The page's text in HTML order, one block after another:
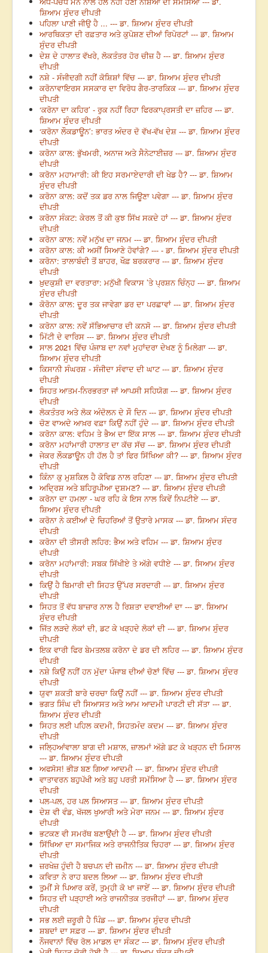
ਸ਼ਿਆਮ ਸੁੰਦਰ ਦੀਪਤੀ
ਪਹਿਲਾ ਪਾਣੀ ਜੀਉ ਹੈ ... --- ਡਾ. ਸ਼ਿਆਮ ਸੁੰਦਰ ਦੀਪਤੀ
ਆਰਥਿਕਤਾ ਦੀ ਰਫ਼ਤਾਰ ਅਤੇ ਕੁਪੋਸ਼ਣ ਦੀਆਂ ਰਿਪੋਰਟਾਂ --- ਡਾ. ਸ਼ਿਆਮ
ਸੁੰਦਰ ਦੀਪਤੀ
ਦੇਸ਼ ਦੇ ਹਾਲਾਤ ਵੱਖਰੇ, ਲੋਕਤੰਤਰ ਹੋਰ ਚੀਜ਼ ਹੈ --- ਡਾ. ਸ਼ਿਆਮ ਸੁੰਦਰ
ਦੀਪਤੀ
ਨਸ਼ੇ - ਸੰਜੀਦਗੀ ਨਹੀਂ ਕੋਸ਼ਿਸ਼ਾਂ ਵਿੱਚ --- ਡਾ. ਸ਼ਿਆਮ ਸੁੰਦਰ ਦੀਪਤੀ
ਕਰੋਨਾਵਾਇਰਸ ਸਸਕਾਰ ਦਾ ਵਿਰੋਧ ਗੈਰ-ਤਾਰਕਿਕ --- ਡਾ. ਸ਼ਿਆਮ ਸੁੰਦਰ
ਦੀਪਤੀ
‘ਕਰੋਨਾ ਦਾ ਕਹਿਰ’ - ਰੁਕ ਨਹੀਂ ਰਿਹਾ ਫਿਰਕਾਪ੍ਰਸਤੀ ਦਾ ਜ਼ਹਿਰ --- ਡਾ.
ਸ਼ਿਆਮ ਸੁੰਦਰ ਦੀਪਤੀ
‘ਕਰੋਨਾ ਲੌਕਡਾਊਨ’: ਭਾਰਤ ਅੰਦਰ ਦੋ ਵੱਖ-ਵੱਖ ਦੇਸ਼ --- ਡਾ. ਸ਼ਿਆਮ ਸੁੰਦਰ
ਦੀਪਤੀ
ਕਰੋਨਾ ਕਾਲ: ਭੁੱਖਮਰੀ, ਅਨਾਜ ਅਤੇ ਸੈਨੇਟਾਈਜ਼ਰ --- ਡਾ. ਸ਼ਿਆਮ ਸੁੰਦਰ
ਦੀਪਤੀ
ਕਰੋਨਾ ਮਹਾਮਾਰੀ: ਕੀ ਇਹ ਸਰਮਾਏਦਾਰੀ ਦੀ ਖੇਡ ਹੈ? --- ਡਾ. ਸ਼ਿਆਮ
ਸੁੰਦਰ ਦੀਪਤੀ
ਕਰੋਨਾ ਕਾਲ: ਕਦੋਂ ਤਕ ਡਰ ਨਾਲ ਜਿਊਣਾ ਪਵੇਗਾ --- ਡਾ. ਸ਼ਿਆਮ ਸੁੰਦਰ
ਦੀਪਤੀ
ਕਰੋਨਾ ਸੰਕਟ: ਕੇਰਲ ਤੋਂ ਕੀ ਕੁਝ ਸਿੱਖ ਸਕਦੇ ਹਾਂ --- ਡਾ. ਸ਼ਿਆਮ ਸੁੰਦਰ
ਦੀਪਤੀ
ਕਰੋਨਾ ਕਾਲ: ਨਵੇਂ ਮਨੁੱਖ ਦਾ ਜਨਮ --- ਡਾ. ਸ਼ਿਆਮ ਸੁੰਦਰ ਦੀਪਤੀ
ਕਰੋਨਾ ਕਾਲ: ਕੀ ਅਸੀਂ ਸਿਆਣੇ ਹੋਵਾਂਗੇ? --- - ਡਾ. ਸ਼ਿਆਮ ਸੁੰਦਰ ਦੀਪਤੀ
ਕਰੋਨਾ: ਤਾਲਾਬੰਦੀ ਤੋਂ ਬਾਹਰ, ਖੌਫ਼ ਬਰਕਰਾਰ --- ਡਾ. ਸ਼ਿਆਮ ਸੁੰਦਰ
ਦੀਪਤੀ
ਖ਼ੁਦਕੁਸ਼ੀ ਦਾ ਵਰਤਾਰਾ: ਮਨੁੱਖੀ ਵਿਕਾਸ ’ਤੇ ਪ੍ਰਸ਼ਨ ਚਿੰਨ੍ਹ --- ਡਾ. ਸ਼ਿਆਮ
ਸੁੰਦਰ ਦੀਪਤੀ
ਕੋਰੋਨਾ ਕਾਲ: ਦੂਰ ਤਕ ਜਾਵੇਗਾ ਡਰ ਦਾ ਪਰਛਾਵਾਂ --- ਡਾ. ਸ਼ਿਆਮ ਸੁੰਦਰ
ਦੀਪਤੀ
ਕਰੋਨਾ ਕਾਲ: ਨਵੇਂ ਸੱਭਿਆਚਾਰ ਦੀ ਕਨਸੋ --- ਡਾ. ਸ਼ਿਆਮ ਸੁੰਦਰ ਦੀਪਤੀ
ਮਿੱਟੀ ਦੇ ਵਾਰਿਸ --- ਡਾ. ਸ਼ਿਆਮ ਸੁੰਦਰ ਦੀਪਤੀ
ਸਾਲ 2021 ਵਿੱਚ ਪੰਜਾਬ ਦਾ ਨਵਾਂ ਮੁਹਾਂਦਰਾ ਦੇਖਣ ਨੂੰ ਮਿਲੇਗਾ --- ਡਾ.
ਸ਼ਿਆਮ ਸੁੰਦਰ ਦੀਪਤੀ
ਕਿਸਾਨੀ ਸੰਘਰਸ਼ - ਸੰਜੀਦਾ ਸੰਵਾਦ ਦੀ ਘਾਟ --- ਡਾ. ਸ਼ਿਆਮ ਸੁੰਦਰ
ਦੀਪਤੀ
ਸਿਹਤ ਆਤਮ-ਨਿਰਭਰਤਾ ਜਾਂ ਆਪਸੀ ਸਹਿਯੋਗ --- ਡਾ. ਸ਼ਿਆਮ ਸੁੰਦਰ
ਦੀਪਤੀ
ਲੋਕਤੰਤਰ ਅਤੇ ਲੋਕ ਅੰਦੋਲਨ ਦੇ ਸੌ ਦਿਨ --- ਡਾ. ਸ਼ਿਆਮ ਸੁੰਦਰ ਦੀਪਤੀ
ਚੋਣ ਵਾਅਦੇ ਆਖ਼ਰ ਵਫ਼ਾ ਕਿਉਂ ਨਹੀਂ ਹੁੰਦੇ --- ਡਾ. ਸ਼ਿਆਮ ਸੁੰਦਰ ਦੀਪਤੀ
ਕਰੋਨਾ ਕਾਲ: ਵਹਿਮ ਤੇ ਭੈਅ ਦਾ ਇੱਕ ਸਾਲ --- ਡਾ. ਸ਼ਿਆਮ ਸੁੰਦਰ ਦੀਪਤੀ
ਕਰੋਨਾ ਮਹਾਂਮਾਰੀ ਹਾਲਾਤ ਦਾ ਕੱਚ ਸੱਚ --- ਡਾ. ਸ਼ਿਆਮ ਸੁੰਦਰ ਦੀਪਤੀ
ਜੇਕਰ ਲੌਕਡਾਊਨ ਹੀ ਹੱਲ ਹੈ ਤਾਂ ਫਿਰ ਸਿੱਖਿਆ ਕੀ? --- ਡਾ. ਸ਼ਿਆਮ ਸੁੰਦਰ
ਦੀਪਤੀ
ਕਿੰਨਾ ਕੁ ਮੁਸ਼ਕਿਲ ਹੈ ਕੋਵਿਡ ਨਾਲ ਰਹਿਣਾ --- ਡਾ. ਸ਼ਿਆਮ ਸੁੰਦਰ ਦੀਪਤੀ
ਅਦ੍ਰਿਸ਼ ਅਤੇ ਬਹਿਰੂਪੀਆ ਦੁਸ਼ਮਣ? --- ਡਾ. ਸ਼ਿਆਮ ਸੁੰਦਰ ਦੀਪਤੀ
ਕਰੋਨਾ ਦਾ ਹਮਲਾ - ਘਰ ਰਹਿ ਕੇ ਇਸ ਨਾਲ ਕਿਵੇਂ ਨਿਪਟੀਏ --- ਡਾ.
ਸ਼ਿਆਮ ਸੁੰਦਰ ਦੀਪਤੀ
ਕਰੋਨਾ ਨੇ ਕਈਆਂ ਦੇ ਚਿਹਰਿਆਂ ਤੋਂ ਉਤਾਰੇ ਮਾਸਕ --- ਡਾ. ਸ਼ਿਆਮ ਸੰਦਰ
ਦੀਪਤੀ
ਕਰੋਨਾ ਦੀ ਤੀਸਰੀ ਲਹਿਰ: ਭੈਅ ਅਤੇ ਵਹਿਮ --- ਡਾ. ਸ਼ਿਆਮ ਸੁੰਦਰ
ਦੀਪਤੀ
ਕਰੋਨਾ ਮਹਾਂਮਾਰੀ: ਸਬਕ ਸਿੱਖੀਏ ਤੇ ਅੱਗੇ ਵਧੀਏ --- ਡਾ. ਸਿਆਮ ਸੁੰਦਰ
ਦੀਪਤੀ
ਕਿਉਂ ਹੈ ਬਿਮਾਰੀ ਦੀ ਸਿਹਤ ਉੱਪਰ ਸਰਦਾਰੀ --- ਡਾ. ਸ਼ਿਆਮ ਸੁੰਦਰ
ਦੀਪਤੀ
ਸਿਹਤ ਤੋਂ ਵੱਧ ਬਾਜ਼ਾਰ ਨਾਲ ਹੈ ਰਿਸ਼ਤਾ ਦਵਾਈਆਂ ਦਾ --- ਡਾ. ਸ਼ਿਆਮ
ਸੁੰਦਰ ਦੀਪਤੀ
ਜਿੱਤ ਲੜਦੇ ਲੋਕਾਂ ਦੀ, ਡਟ ਕੇ ਖੜ੍ਹਦੇ ਲੋਕਾਂ ਦੀ --- ਡਾ. ਸ਼ਿਆਮ ਸੁੰਦਰ
ਦੀਪਤੀ
ਇਕ ਵਾਰੀ ਫਿਰ ਬੇਮਤਲਬ ਕਰੋਨਾ ਦੇ ਡਰ ਦੀ ਲਹਿਰ --- ਡਾ. ਸ਼ਿਆਮ ਸੁੰਦਰ
ਦੀਪਤੀ
ਨਸ਼ੇ ਕਿਉਂ ਨਹੀਂ ਹਨ ਮੁੱਦਾ ਪੰਜਾਬ ਦੀਆਂ ਚੋਣਾਂ ਵਿੱਚ --- ਡਾ. ਸ਼ਿਆਮ ਸੁੰਦਰ
ਦੀਪਤੀ
ਯੁਵਾ ਸ਼ਕਤੀ ਬਾਰੇ ਚਰਚਾ ਕਿਉਂ ਨਹੀਂ --- ਡਾ. ਸ਼ਿਆਮ ਸੁੰਦਰ ਦੀਪਤੀ
ਭਗਤ ਸਿੰਘ ਦੀ ਸਿਆਸਤ ਅਤੇ ਆਮ ਆਦਮੀ ਪਾਰਟੀ ਦੀ ਸੱਤਾ --- ਡਾ.
ਸ਼ਿਆਮ ਸੁੰਦਰ ਦੀਪਤੀ
ਸਿਹਤ ਲਈ ਪਹਿਲ ਕਦਮੀ, ਸਿਹਤਮੰਦ ਕਦਮ --- ਡਾ. ਸ਼ਿਆਮ ਸੁੰਦਰ
ਦੀਪਤੀ
ਜਲ੍ਹਿਆਂਵਾਲਾ ਬਾਗ ਦੀ ਮਸ਼ਾਲ, ਜ਼ਾਲਮਾਂ ਅੱਗੇ ਡਟ ਕੇ ਖੜ੍ਹਨ ਦੀ ਮਿਸਾਲ
--- ਡਾ. ਸ਼ਿਆਮ ਸੁੰਦਰ ਦੀਪਤੀ
ਅਫਸੋਸ! ਭੀੜ ਬਣ ਗਿਆ ਆਦਮੀ --- ਡਾ. ਸ਼ਿਆਮ ਸੁੰਦਰ ਦੀਪਤੀ
ਵਾਤਾਵਰਨ ਬਹੁਪੱਖੀ ਅਤੇ ਬਹੁ ਪਰਤੀ ਸਮੱਸਿਆ ਹੈ --- ਡਾ. ਸ਼ਿਆਮ ਸੁੰਦਰ
ਦੀਪਤੀ
ਪਲ-ਪਲ, ਹਰ ਪਲ ਸਿਆਸਤ --- ਡਾ. ਸ਼ਿਆਮ ਸੁੰਦਰ ਦੀਪਤੀ
ਦੇਸ਼ ਵੀ ਵੰਡ, ਖੱਜਲ ਖੁਆਰੀ ਅਤੇ ਮੇਰਾ ਜਨਮ --- ਡਾ. ਸ਼ਿਆਮ ਸੁੰਦਰ
ਦੀਪਤੀ
ਭਟਕਣ ਵੀ ਸਮਰੱਥ ਬਣਾਉਂਦੀ ਹੈ --- ਡਾ. ਸ਼ਿਆਮ ਸੁੰਦਰ ਦੀਪਤੀ
ਸਿੱਖਿਆ ਦਾ ਸਮਾਜਿਕ ਅਤੇ ਰਾਜਨੀਤਿਕ ਚਿਹਰਾ --- ਡਾ. ਸ਼ਿਆਮ ਸੁੰਦਰ
ਦੀਪਤੀ
ਜ਼ਰਖੇਜ਼ ਹੁੰਦੀ ਹੈ ਬਚਪਨ ਦੀ ਜ਼ਮੀਨ --- ਡਾ. ਸ਼ਿਆਮ ਸੁੰਦਰ ਦੀਪਤੀ
ਕਵਿਤਾ ਨੇ ਰਾਹ ਬਦਲ ਲਿਆ --- ਡਾ. ਸ਼ਿਆਮ ਸੁੰਦਰ ਦੀਪਤੀ
ਤੁਮੀਂ ਸੇ ਪਿਆਰ ਕਰੇਂ, ਤੁਮ੍ਹੀ ਕੋ ਖਾ ਜਾਏਂ --- ਡਾ. ਸ਼ਿਆਮ ਸੁੰਦਰ ਦੀਪਤੀ
ਸਿਹਤ ਦੀ ਪੜ੍ਹਾਈ ਅਤੇ ਰਾਜਨੀਤਕ ਤਰਜੀਹਾਂ --- ਡਾ. ਸ਼ਿਆਮ ਸੁੰਦਰ
ਦੀਪਤੀ
ਸਭ ਲਈ ਜ਼ਰੂਰੀ ਹੈ ਪਿੰਡ --- ਡਾ. ਸ਼ਿਆਮ ਸੁੰਦਰ ਦੀਪਤੀ
ਸ਼ਬਦਾਂ ਦਾ ਸਫ਼ਰ --- ਡਾ. ਸ਼ਿਆਮ ਸੁੰਦਰ ਦੀਪਤੀ
ਨੌਜਵਾਨਾਂ ਵਿੱਚ ਰੋਲ ਮਾਡਲ ਦਾ ਸੰਕਟ --- ਡਾ. ਸ਼ਿਆਮ ਸੁੰਦਰ ਦੀਪਤੀ